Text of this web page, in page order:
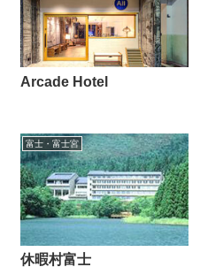
Arcade Hotel
富士・富士宮
休暇村富士